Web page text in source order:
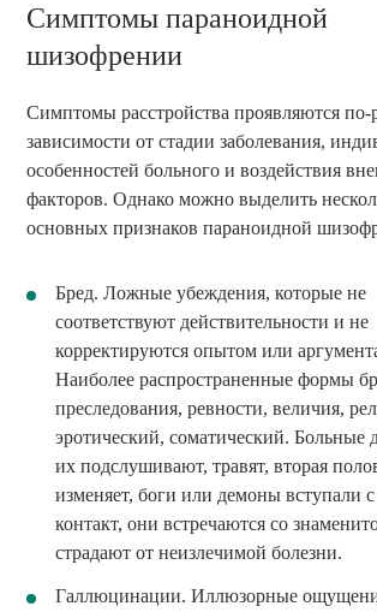
Симптомы параноидной
шизофрении
Симптомы расстройства проявляются по-
зависимости от стадии заболевания,
особенностей больного и воздействия
факторов. Однако можно выделить
основных признаков параноидной
Бред. Ложные убеждения, которые не
соответствуют действительности и не
корректируются опытом или
Наиболее распространенные формы
преследования, ревности, величия,
эротический, соматический. Больные
их подслушивают, травят, вторая
изменяет, боги или демоны вступали
контакт, они встречаются со
страдают от неизлечимой болезни.
Галлюцинации. Иллюзорные